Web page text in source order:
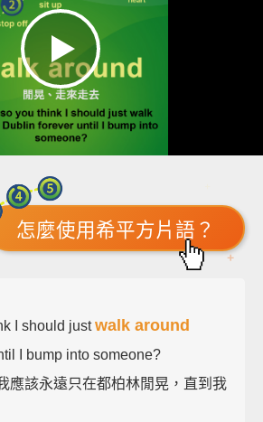
怎麼使用希平方片語？
I should justwalk around
I bump into someone?
應該永遠只在都柏林閒晃，直到我